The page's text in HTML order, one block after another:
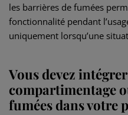
les barrières de fumées
fonctionnalité pendant
uniquement lorsqu’une
Vous devez
compartimentage
fumées dans votre